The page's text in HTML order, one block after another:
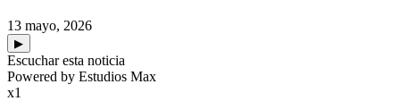
13 mayo, 2026
▶
Escuchar esta noticia
Powered by Estudios Max
x1